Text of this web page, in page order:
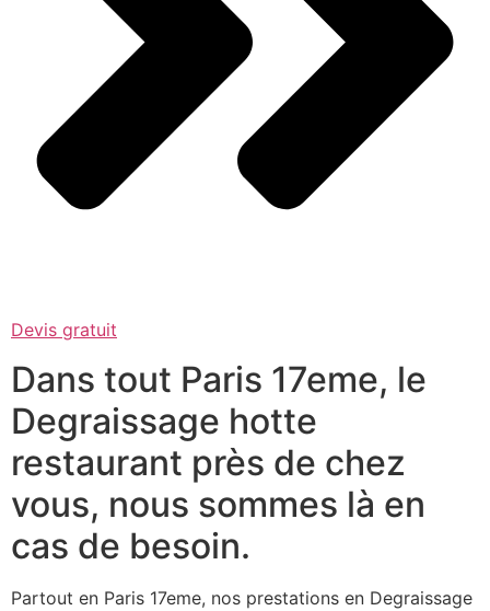
Devis gratuit
Dans tout Paris 17eme, le
Degraissage hotte
restaurant près de chez
vous, nous sommes là en
cas de besoin.
Partout en Paris 17eme, nos prestations en Degraissage